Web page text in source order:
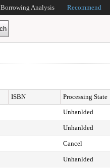
Borrowing Analysis Recommend
ISBN Processing State
Unhanlded
Unhanlded
Cancel
Unhanlded